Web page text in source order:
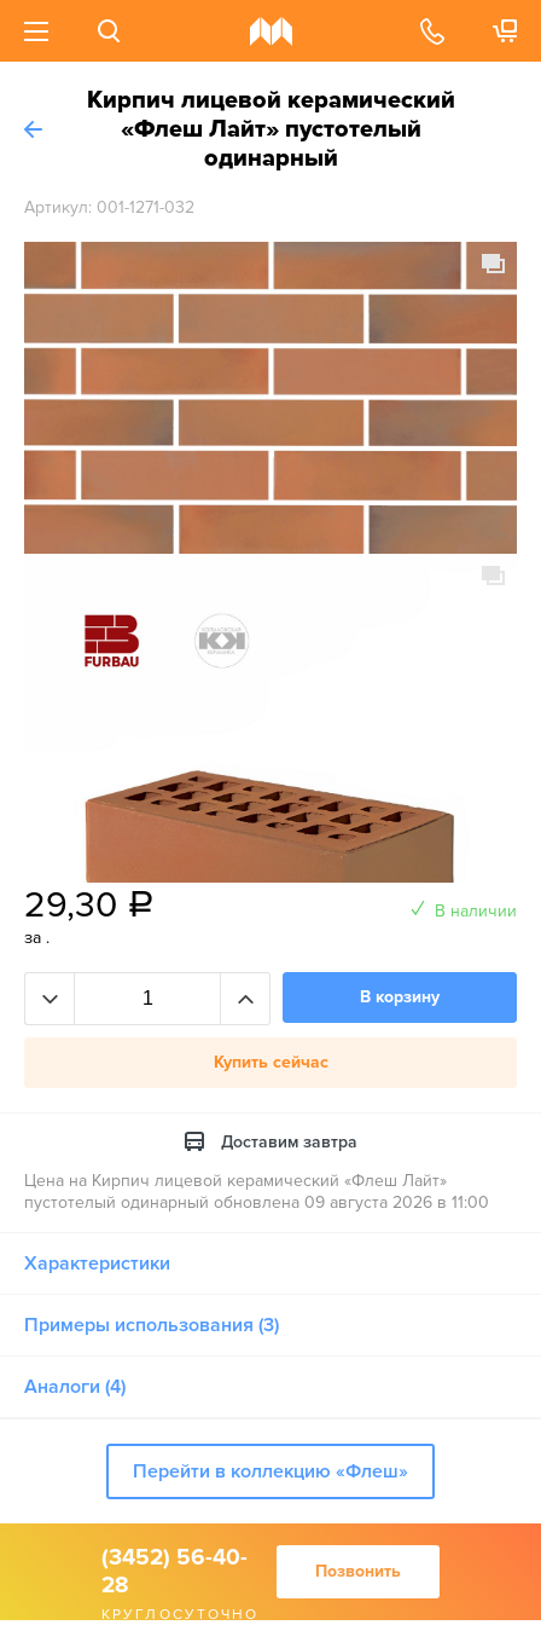
Кирпич лицевой керамический
«Флеш Лайт» пустотелый
одинарный
Артикул: 001-1271-032
29,30 a
за .
В наличии
В корзину
Купить сейчас
Доставим завтра
Цена на Кирпич лицевой керамический «Флеш Лайт»
пустотелый одинарный обновлена 09 августа 2026 в 11:00
Характеристики
Примеры использования (3)
Аналоги (4)
Перейти в коллекцию «Флеш»
(3452) 56-40-
28
КРУГЛОСУТОЧНО
Позвонить